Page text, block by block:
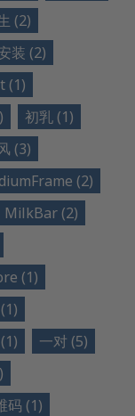
(2)
装 (2)
(1)
初乳 (1)
(3)
(2)
MilkBar (2)
(1)
一对 (5)
码 (1)